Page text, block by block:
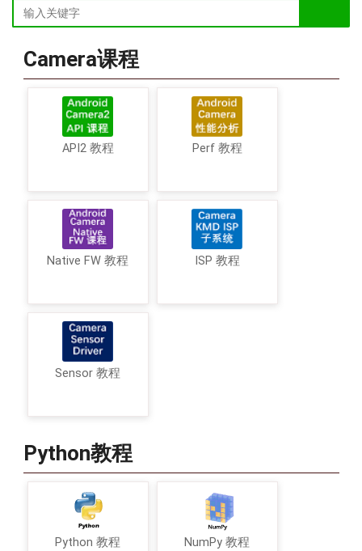
Camera课程
API2 教程 Perf 教程
Native FW 教程 ISP 教程
Sensor 教程
Python教程
Python 教程 NumPy 教程